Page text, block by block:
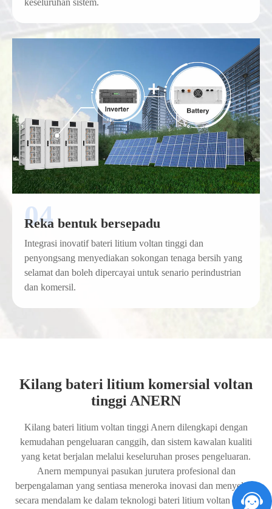
keseluruhan sistem.
Reka bentuk bersepadu
Integrasi inovatif bateri litium voltan tinggi dan
penyongsang menyediakan sokongan tenaga bersih yang
selamat dan boleh dipercayai untuk senario perindustrian
dan komersil.
Kilang bateri litium komersial voltan
tinggi ANERN
Kilang bateri litium voltan tinggi Anern dilengkapi dengan
kemudahan pengeluaran canggih, dan sistem kawalan kualiti
yang ketat berjalan melalui keseluruhan proses pengeluaran.
Anern mempunyai pasukan jurutera profesional dan
berpengalaman yang sentiasa meneroka inovasi dan menyelami
secara mendalam ke dalam teknologi bateri litium voltan tinggi,